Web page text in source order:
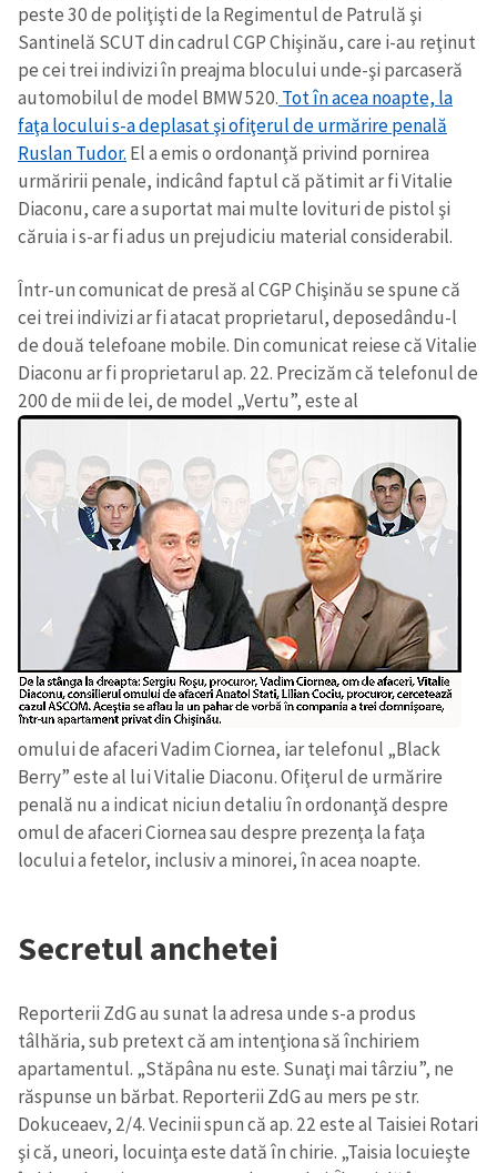
peste 30 de poliţişti de la Regimentul de Patrulă şi
Santinelă SCUT din cadrul CGP Chişinău, care i-au reţinut
pe cei trei indivizi în preajma blocului unde-şi parcaseră
automobilul de model BMW 520. Tot în acea noapte, la
faţa locului s-a deplasat şi ofiţerul de urmărire penală
Ruslan Tudor. El a emis o ordonanţă privind pornirea
urmăririi penale, indicând faptul că pătimit ar fi Vitalie
Diaconu, care a suportat mai multe lovituri de pistol şi
căruia i s-ar fi adus un prejudiciu material considerabil.
Într-un comunicat de presă al CGP Chişinău se spune că
cei trei indivizi ar fi atacat proprietarul, deposedându-l
de două telefoane mobile. Din comunicat reiese că Vitalie
Diaconu ar fi proprietarul ap. 22. Precizăm că telefonul de
200 de mii de lei, de model „Vertu”, este al
omului de afaceri Vadim Ciornea, iar telefonul „Black
Berry” este al lui Vitalie Diaconu. Ofiţerul de urmărire
penală nu a indicat niciun detaliu în ordonanţă despre
omul de afaceri Ciornea sau despre prezenţa la faţa
locului a fetelor, inclusiv a minorei, în acea noapte.
Secretul anchetei
Reporterii ZdG au sunat la adresa unde s-a produs
tâlhăria, sub pretext că am intenţiona să închiriem
apartamentul. „Stăpâna nu este. Sunaţi mai târziu”, ne
răspunse un bărbat. Reporterii ZdG au mers pe str.
Dokuceaev, 2/4. Vecinii spun că ap. 22 este al Taisiei Rotari
şi că, uneori, locuinţa este dată în chirie. „Taisia locuieşte